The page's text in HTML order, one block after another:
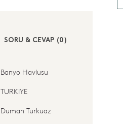
SORU & CEVAP (0)
Banyo Havlusu
TURKIYE
Duman Turkuaz